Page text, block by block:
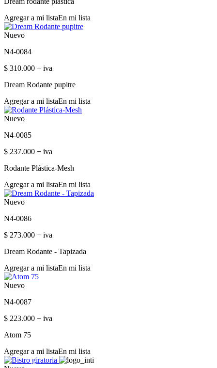
Agregar a mi listaEn mi lista
Nuevo
N4-0084
$ 310.000 + iva
Dream Rodante pupitre
Agregar a mi listaEn mi lista
Nuevo
N4-0085
$ 237.000 + iva
Rodante Plástica-Mesh
Agregar a mi listaEn mi lista
Nuevo
N4-0086
$ 273.000 + iva
Dream Rodante - Tapizada
Agregar a mi listaEn mi lista
Nuevo
N4-0087
$ 223.000 + iva
Atom 75
Agregar a mi listaEn mi lista